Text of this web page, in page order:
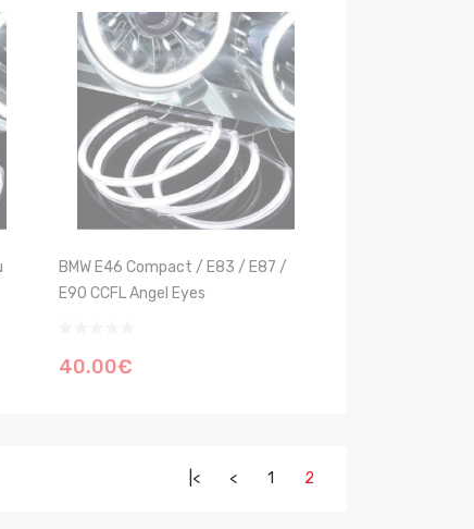
BMW E46 Compact / E83 / E87 /
E90 CCFL Angel Eyes
40.00€
|< < 1 2